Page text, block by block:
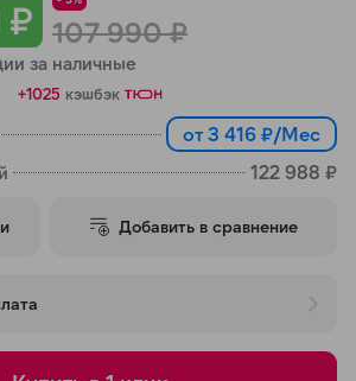
₽ 107 990 ₽
за наличные
+1025 кэшбэк
от 3 416 ₽/Мес
122 988 ₽
Добавить в сравнение
75 % будут
с вашей карты
2 недели